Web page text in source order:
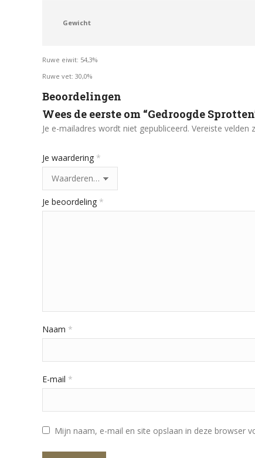
Gewicht
Ruwe eiwit: 54,3%
Ruwe vet: 30,0%
Beoordelingen
Wees de eerste om “Gedroogde
Je e-mailadres wordt niet gepubliceerd. Vereiste velden
Je waardering *
Je beoordeling *
Naam *
E-mail *
Mijn naam, e-mail en site opslaan in deze browser